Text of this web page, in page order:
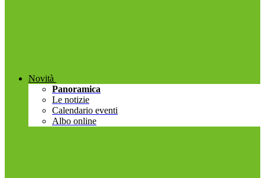
Novità
Panoramica
Le notizie
Calendario eventi
Albo online